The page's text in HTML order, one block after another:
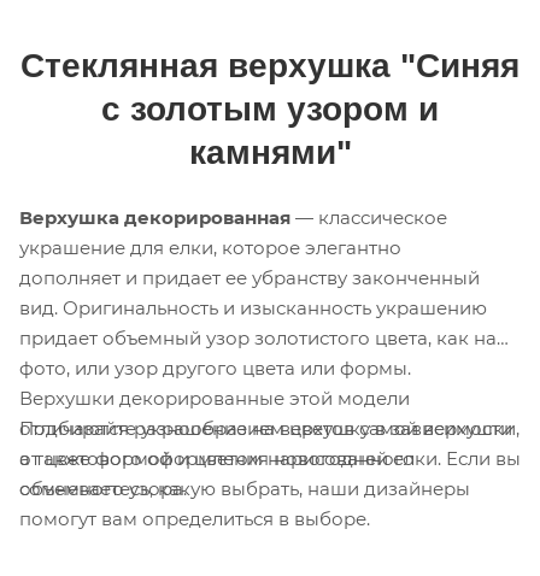
Стеклянная верхушка "Синяя
с золотым узором и
камнями"
Верхушка декорированная — классическое
украшение для елки, которое элегантно
дополняет и придает ее убранству законченный
вид. Оригинальность и изысканность украшению
придает объемный узор золотистого цвета, как на
фото, или узор другого цвета или формы.
Верхушки декорированные этой модели
отличаются разнообразием цветов самой верхушки,
а также формой и цветом нарисованного
объемного узора.
Подбирайте украшение на верхушку в зависимости
от цветового оформления новогодней елки. Если вы
сомневаетесь, какую выбрать, наши дизайнеры
помогут вам определиться в выборе.